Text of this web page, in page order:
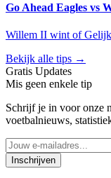
Go Ahead Eagles vs
Willem II wint of
Bekijk alle tips →
Gratis Updates
Mis geen enkele tip
Schrijf je in voor onze
voetbalnieuws,
Inschrijven